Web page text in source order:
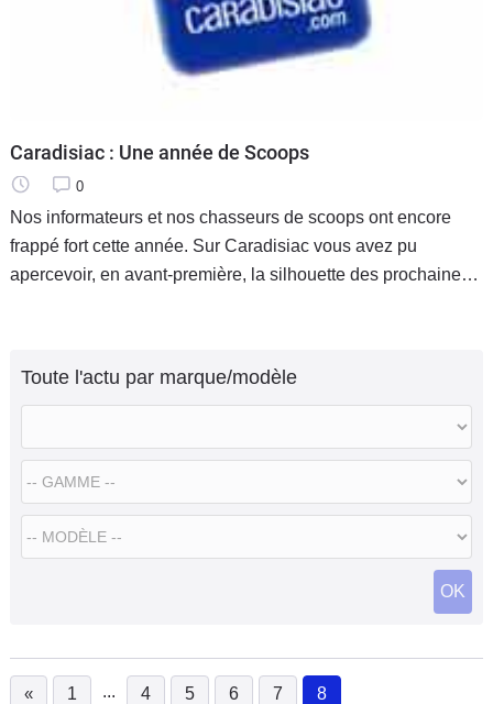
Caradisiac : Une année de Scoops
0
Nos informateurs et nos chasseurs de scoops ont encore
frappé fort cette année. Sur Caradisiac vous avez pu
apercevoir, en avant-première, la silhouette des prochaines
Toute l'actu par marque/modèle
OK
« 1 ... 4 5 6 7 8